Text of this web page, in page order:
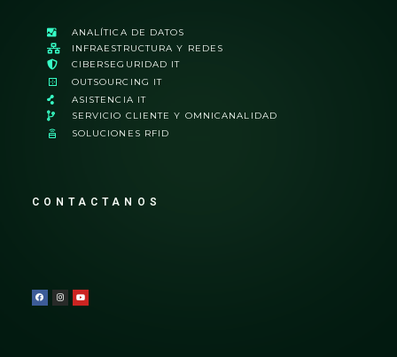
ANALÍTICA DE DATOS
INFRAESTRUCTURA Y REDES
CIBERSEGURIDAD IT
OUTSOURCING IT
ASISTENCIA IT
SERVICIO CLIENTE Y OMNICANALIDAD
SOLUCIONES RFID
CONTACTANOS